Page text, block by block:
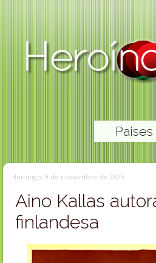
Paises
domingo, 9 de noviembre de 2025
Aino Kallas
finlandesa